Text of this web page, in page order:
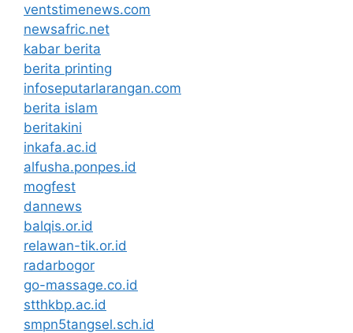
ventstimenews.com
newsafric.net
kabar berita
berita printing
infoseputarlarangan.com
berita islam
beritakini
inkafa.ac.id
alfusha.ponpes.id
mogfest
dannews
balqis.or.id
relawan-tik.or.id
radarbogor
go-massage.co.id
stthkbp.ac.id
smpn5tangsel.sch.id